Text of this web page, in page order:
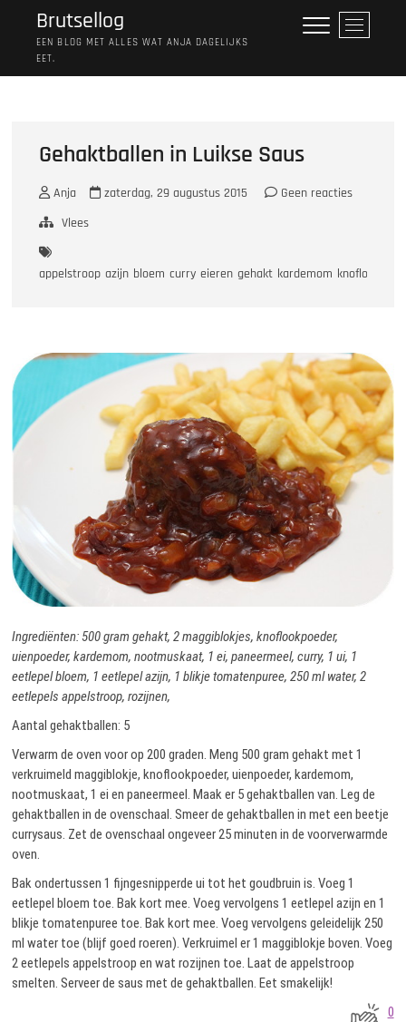
Brutsellog
EEN BLOG MET ALLES WAT ANJA DAGELIJKS
EET.
M
e
Gehaktballen in Luikse Saus
Anja zaterdag, 29 augustus 2015
Geen reacties
Vlees
appelstroop azijn bloem curry eieren gehakt kardemom
Ingrediënten: 500 gram gehakt, 2 maggiblokjes, knoflookpoeder,
uienpoeder, kardemom, nootmuskaat, 1 ei, paneermeel, curry, 1 ui, 1
eetlepel bloem, 1 eetlepel azijn, 1 blikje tomatenpuree, 250 ml water, 2
eetlepels appelstroop, rozijnen,
Aantal gehaktballen: 5
Verwarm de oven voor op 200 graden. Meng 500 gram gehakt met 1
verkruimeld maggiblokje, knoflookpoeder, uienpoeder, kardemom,
nootmuskaat, 1 ei en paneermeel. Maak er 5 gehaktballen van. Leg de
gehaktballen in de ovenschaal. Smeer de gehaktballen in met een beetje
currysaus. Zet de ovenschaal ongeveer 25 minuten in de voorverwarmde
oven.
Bak ondertussen 1 fijngesnipperde ui tot het goudbruin is. Voeg 1
eetlepel bloem toe. Bak kort mee. Voeg vervolgens 1 eetlepel azijn en 1
blikje tomatenpuree toe. Bak kort mee. Voeg vervolgens geleidelijk 250
ml water toe (blijf goed roeren). Verkruimel er 1 maggiblokje boven. Voeg
2 eetlepels appelstroop en wat rozijnen toe. Laat de appelstroop
smelten. Serveer de saus met de gehaktballen. Eet smakelijk!
0